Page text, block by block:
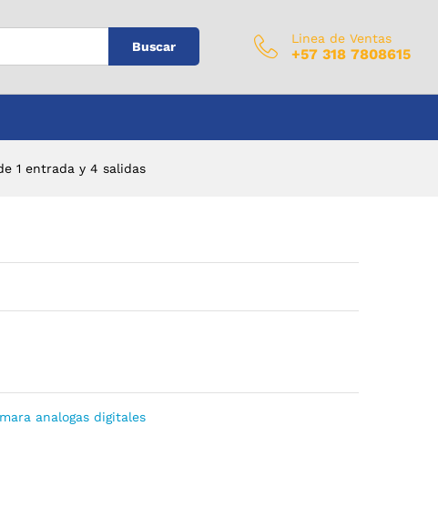
Buscar
Linea de Ventas
+57 318 7808615
1 entrada y 4 salidas
analogas digitales